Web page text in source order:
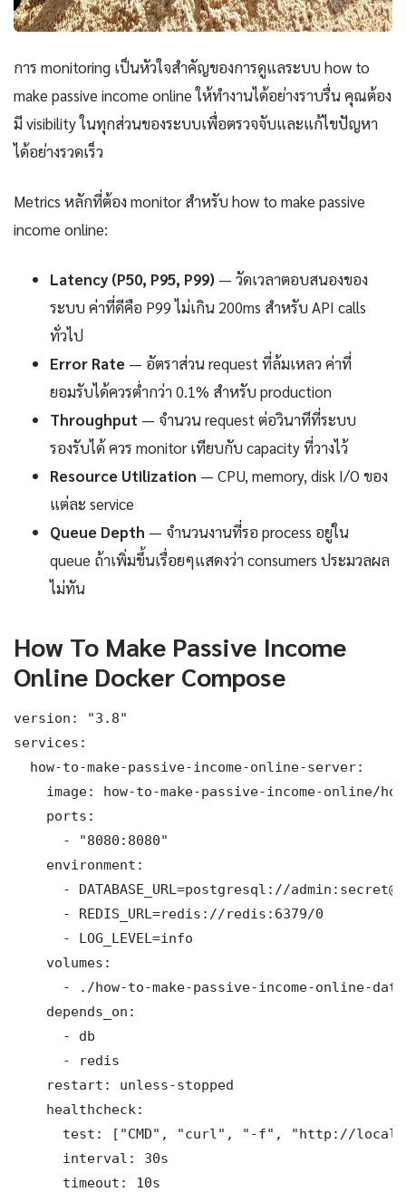
การ monitoring เป็นหัวใจสำคัญของการดูแลระบบ how to
make passive income online ให้ทำงานได้อย่างราบรื่น คุณต้อง
มี visibility ในทุกส่วนของระบบเพื่อตรวจจับและแก้ไขปัญหา
ได้อย่างรวดเร็ว
Metrics หลักที่ต้อง monitor สำหรับ how to make passive
income online:
Latency (P50, P95, P99) — วัดเวลาตอบสนองของ
ระบบ ค่าที่ดีคือ P99 ไม่เกิน 200ms สำหรับ API calls
ทั่วไป
Error Rate — อัตราส่วน request ที่ล้มเหลว ค่าที่
ยอมรับได้ควรต่ำกว่า 0.1% สำหรับ production
Throughput — จำนวน request ต่อวินาทีที่ระบบ
รองรับได้ ควร monitor เทียบกับ capacity ที่วางไว้
Resource Utilization — CPU, memory, disk I/O ของ
แต่ละ service
Queue Depth — จำนวนงานที่รอ process อยู่ใน
queue ถ้าเพิ่มขึ้นเรื่อยๆแสดงว่า consumers ประมวลผล
ไม่ทัน
How To Make Passive Income
Online Docker Compose
version: "3.8"
services:
  how-to-make-passive-income-online-server:
image: how-to-make-passive-income-online/
    ports:
      - "8080:8080"
    environment:
- DATABASE_URL=postgresql://
      - REDIS_URL=redis://redis:6379/0
      - LOG_LEVEL=info
    volumes:
- ./how-to-make-passive-income-online-
    depends_on:
      - db
      - redis
    restart: unless-stopped
    healthcheck:
test: ["CMD", "curl", "-f", "http://
      interval: 30s
      timeout: 10s